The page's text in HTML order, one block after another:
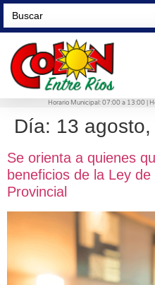
Search
for:
Horario Municipal: 07:00 a 13:00 |
Día: 13
Se orienta a quienes
beneficios de la Ley
Provincial